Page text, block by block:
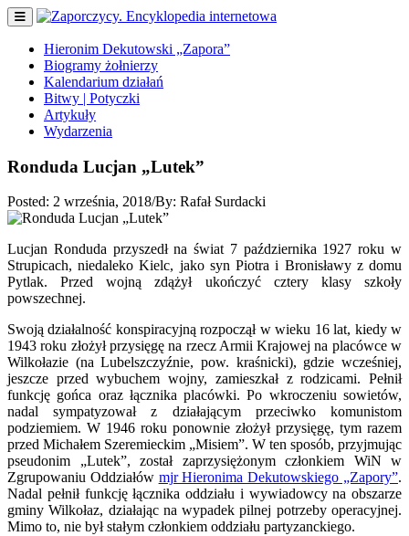
Hieronim Dekutowski „Zapora”
Biogramy żołnierzy
Kalendarium działań
Bitwy | Potyczki
Artykuły
Wydarzenia
Ronduda Lucjan „Lutek”
Posted: 2 września, 2018/By: Rafał Surdacki
Lucjan Ronduda przyszedł na świat 7 października 1927 roku w
Strupicach, niedaleko Kielc, jako syn Piotra i Bronisławy z domu
Pytlak. Przed wojną zdążył ukończyć cztery klasy szkoły
powszechnej.
Swoją działalność konspiracyjną rozpoczął w wieku 16 lat, kiedy w
1943 roku złożył przysięgę na rzecz Armii Krajowej na placówce w
Wilkołazie (na Lubelszczyźnie, pow. kraśnicki), gdzie wcześniej,
jeszcze przed wybuchem wojny, zamieszkał z rodzicami. Pełnił
funkcję gońca oraz łącznika placówki. Po wkroczeniu sowietów,
nadal sympatyzował z działającym przeciwko komunistom
podziemiem. W 1946 roku ponownie złożył przysięgę, tym razem
przed Michałem Szeremieckim „Misiem”. W ten sposób, przyjmując
pseudonim „Lutek”, został zaprzysiężonym członkiem WiN w
Zgrupowaniu Oddziałów mjr Hieronima Dekutowskiego „Zapory”.
Nadal pełnił funkcję łącznika oddziału i wywiadowcy na obszarze
gminy Wilkołaz, działając na wypadek pilnej potrzeby operacyjnej.
Mimo to, nie był stałym członkiem oddziału partyzanckiego.